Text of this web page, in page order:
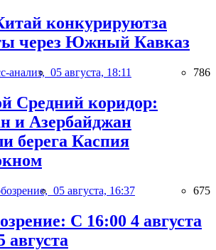
конкурируютза
через Южный Кавказ
анализ, 05 августа, 18:11 786
Средний коридор:
и Азербайджан
берега Каспия
05 августа, 16:37 675
С 16:00 4 августа
августа